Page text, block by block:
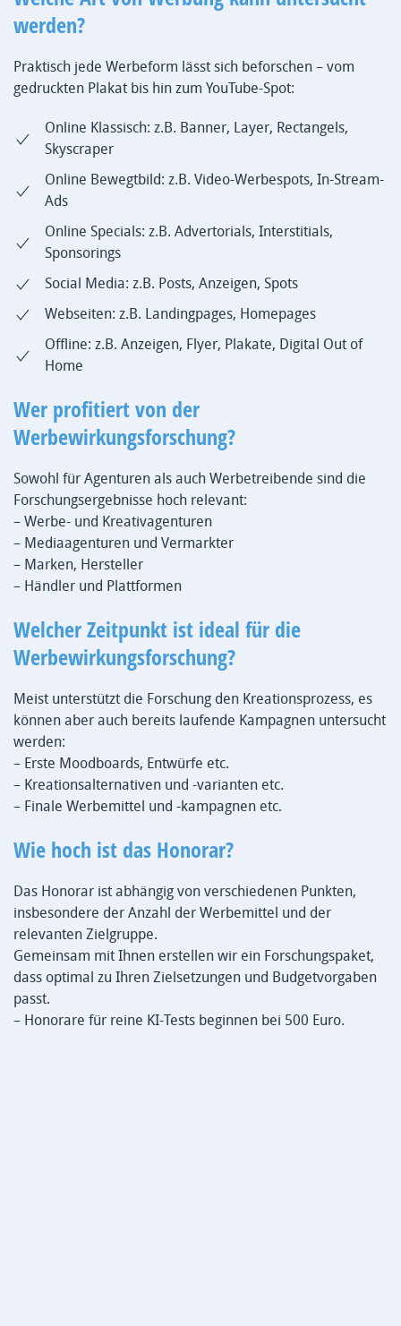
werden?
Praktisch jede Werbeform lässt sich beforschen – vom
gedruckten Plakat bis hin zum YouTube-Spot:
Online Klassisch: z.B. Banner, Layer, Rectangels,
Skyscraper
Online Bewegtbild: z.B. Video-Werbespots, In-Stream-
Ads
Online Specials: z.B. Advertorials, Interstitials,
Sponsorings
Social Media: z.B. Posts, Anzeigen, Spots
Webseiten: z.B. Landingpages, Homepages
Offline: z.B. Anzeigen, Flyer, Plakate, Digital Out of
Home
Wer profitiert von der
Werbewirkungsforschung?
Sowohl für Agenturen als auch Werbetreibende sind die
Forschungsergebnisse hoch relevant:
– Werbe- und Kreativagenturen
– Mediaagenturen und Vermarkter
– Marken, Hersteller
– Händler und Plattformen
Welcher Zeitpunkt ist ideal für die
Werbewirkungsforschung?
Meist unterstützt die Forschung den Kreationsprozess, es
können aber auch bereits laufende Kampagnen untersucht
werden:
– Erste Moodboards, Entwürfe etc.
– Kreationsalternativen und -varianten etc.
– Finale Werbemittel und -kampagnen etc.
Wie hoch ist das Honorar?
Das Honorar ist abhängig von verschiedenen Punkten,
insbesondere der Anzahl der Werbemittel und der
relevanten Zielgruppe.
Gemeinsam mit Ihnen erstellen wir ein Forschungspaket,
dass optimal zu Ihren Zielsetzungen und Budgetvorgaben
passt.
– Honorare für reine KI-Tests beginnen bei 500 Euro.